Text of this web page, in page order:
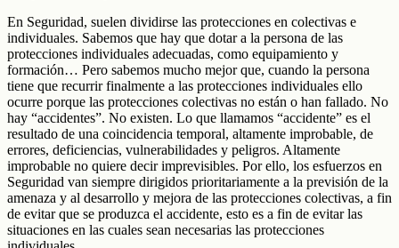
En Seguridad, suelen dividirse las protecciones en colectivas e
individuales. Sabemos que hay que dotar a la persona de las
protecciones individuales adecuadas, como equipamiento y
formación… Pero sabemos mucho mejor que, cuando la persona
tiene que recurrir finalmente a las protecciones individuales ello
ocurre porque las protecciones colectivas no están o han fallado. No
hay “accidentes”. No existen. Lo que llamamos “accidente” es el
resultado de una coincidencia temporal, altamente improbable, de
errores, deficiencias, vulnerabilidades y peligros. Altamente
improbable no quiere decir imprevisibles. Por ello, los esfuerzos en
Seguridad van siempre dirigidos prioritariamente a la previsión de la
amenaza y al desarrollo y mejora de las protecciones colectivas, a fin
de evitar que se produzca el accidente, esto es a fin de evitar las
situaciones en las cuales sean necesarias las protecciones